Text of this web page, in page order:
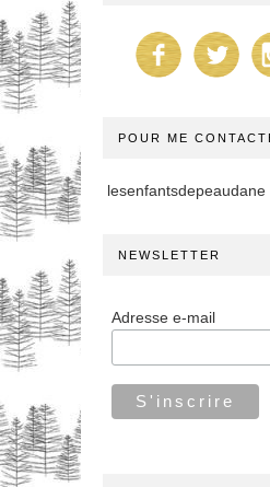
POUR ME
NEWSLETTER
Adresse e-mail